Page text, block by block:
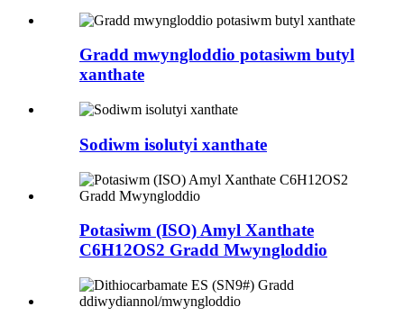
Gradd mwyngloddio potasiwm butyl
xanthate
Sodiwm isolutyi xanthate
Potasiwm (ISO) Amyl Xanthate
C6H12OS2 Gradd Mwyngloddio